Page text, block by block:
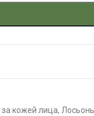
за кожей лица,